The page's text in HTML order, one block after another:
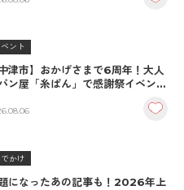
ント
中津市】おかげさまで6周年！大人
ン屋「糸ぱん」で感謝祭イベント
8/7〜8/9）
かけ
になったあの記事も！2026年上